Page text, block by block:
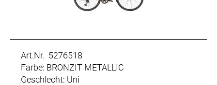
Art.Nr. 5276518
Farbe: BRONZIT METALLIC
Geschlecht: Uni